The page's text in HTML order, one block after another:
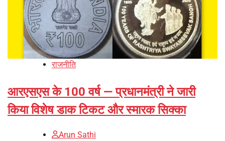
राजनीति
आरएसएस के 100 वर्ष — प्रधानमंत्री ने जारी
किया विशेष डाक टिकट और स्मारक सिक्का
Arun Sathi